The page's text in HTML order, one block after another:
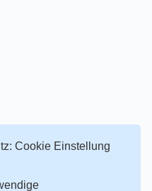
Cookie Einstellung